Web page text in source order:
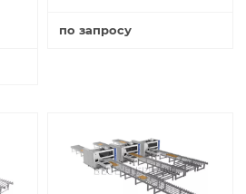
по запросу